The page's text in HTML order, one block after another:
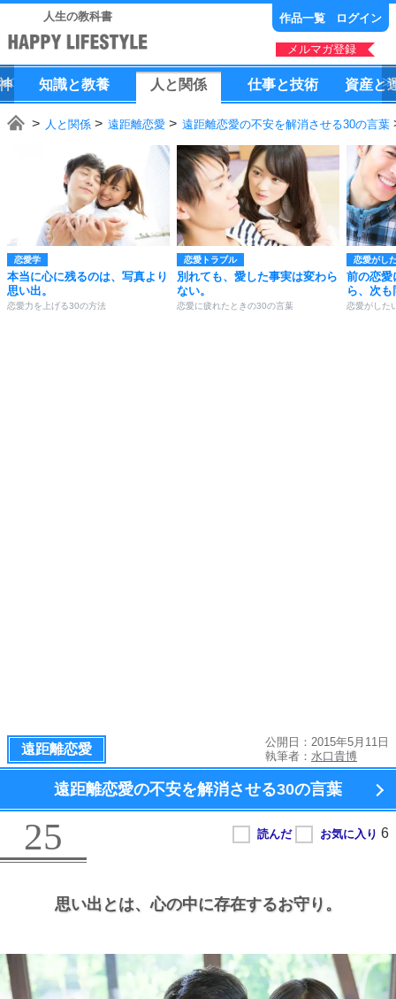
人生の教科書 作品一覧 ログイン
メルマガ登録
知識と教養 人 と 関係 仕事と技術 資産と
人と関係 遠距離恋愛 遠距離恋愛の不安を解消させる30の言葉
恋愛学
本当に心に残るのは、写真より
思い出。
恋愛力を上げる30の方法
恋愛トラブル
別れても、愛した事実は変わら
ない。
恋愛に疲れたときの30の言葉
恋愛がし
前の恋愛
ら、次
恋愛がした
遠距離恋愛
公開日：2015年5月11日
執筆者： 水口貴博
遠距離恋愛の不安を解消させる30の言葉
25
思い出とは、心の中に存在するお守り。